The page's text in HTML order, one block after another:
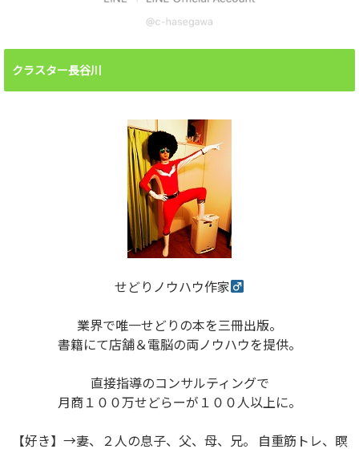
クラスター長谷川
せどりノウハウ作家
業界で唯一せどりの本を三冊出版。
書籍にて店舗＆電脳の両ノウハウを提供。
直接指導のコンサルティングで
月商１００万せどらーが１００人以上に。
【好き】→妻、２人の息子、父、母、兄。 自重筋トレ、瞑